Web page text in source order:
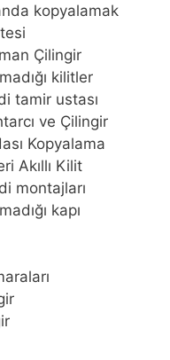
kopyalamak
Çilingir
kilitler
tamir ustası
ve Çilingir
Kopyalama
Akıllı Kilit
montajları
kapı